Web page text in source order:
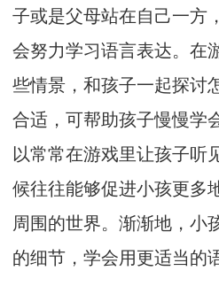
子或是父母站在自己一方
会努力学习语言表达。在
些情景，和孩子一起探讨
合适，可帮助孩子慢慢学
以常常在游戏里让孩子听
候往往能够促进小孩更多
周围的世界。渐渐地，小
的细节，学会用更适当的